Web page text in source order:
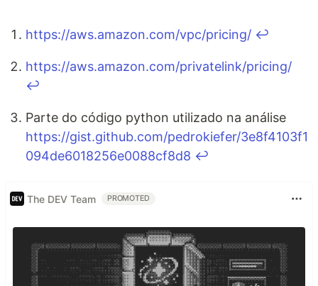
https://aws.amazon.com/vpc/pricing/ ↩
https://aws.amazon.com/privatelink/pricing/
↩
Parte do código python utilizado na análise
https://gist.github.com/pedrokiefer/3e8f4103f1
094de6018256e0088cf8d8 ↩
The DEV Team PROMOTED